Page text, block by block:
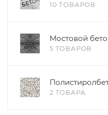
10 ТОВАРОВ
Мостовой
5 ТОВАРОВ
2 ТОВАРА